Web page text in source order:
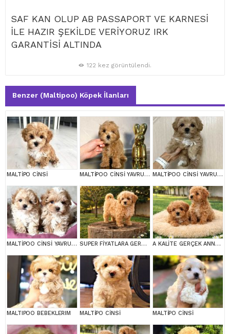
SAF KAN OLUP AB PASSAPORT VE KARNESİ
İLE HAZIR ŞEKİLDE VERİYORUZ IRK
GARANTİSİ ALTINDA
122 kez görüntülendi.
Benzer (Maltipoo) Köpek İlanları
MALTİPO CİNSİ MALTİPOO CİNSİ YAVRULAR EV ÜRETİMİ MALTİPOO CİNSİ YAVRULAR EV ÜRETİMİ
MALTİPOO CİNSİ YAVRULAR EV ÜRETİMİ SUPER FİYATLARA GERÇEK MALTİPOO YAVRULAR A KALİTE GERÇEK ANNE BABA MALTİPOO YAVRULAR
MALTIPOO BEBEKLERIM MALTİPO CİNSİ MALTİPO CİNSİ